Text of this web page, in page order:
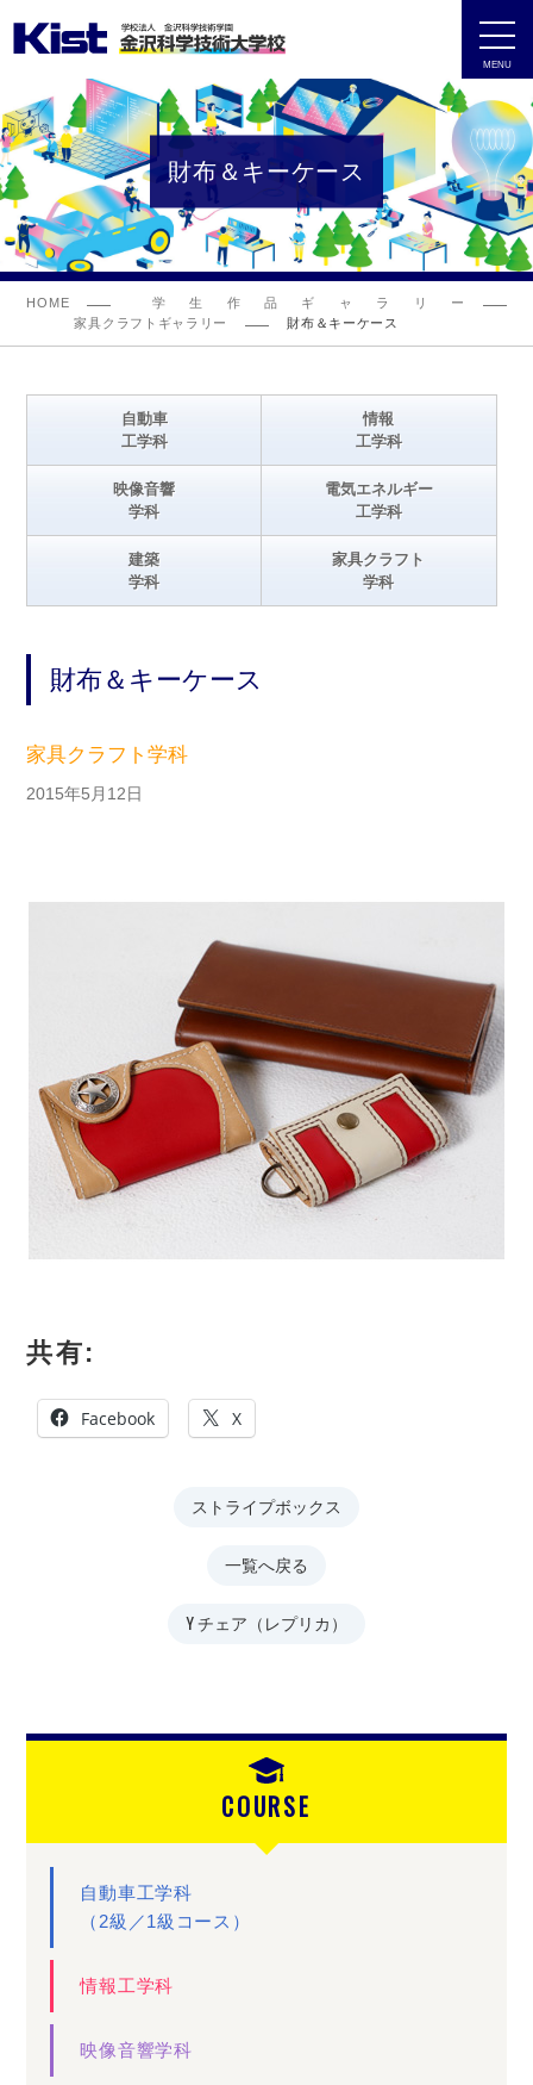
MENU
財布＆キーケース
HOME
学生作品ギャラリー
家具クラフトギャラリー
財布＆キーケース
自動車
工学科
情報
工学科
映像音響
学科
電気エネルギー
工学科
建築
学科
家具クラフト
学科
財布＆キーケース
家具クラフト学科
2015年5月12日
共有:
Facebook X
ストライプボックス
一覧へ戻る
Y チェア（レプリカ）
COURSE
自動車工学科
（2級／1級コース）
情報工学科
映像音響学科